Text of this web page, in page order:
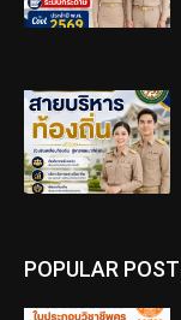
POPULAR